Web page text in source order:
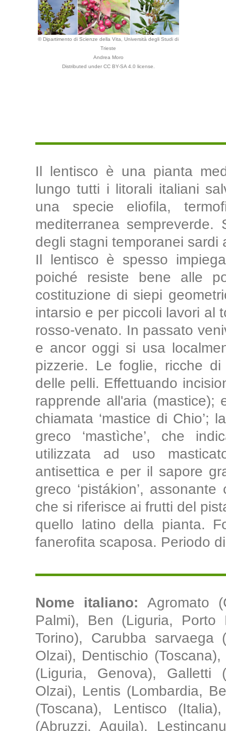
© Dipartimento di Scienze della Vita, Università degli Studi di
Trieste
Andrea Moro
Distributed under CC BY-SA 4.0 license.
Il lentisco è una pianta
lungo tutti i litorali italiani
una specie eliofila,
mediterranea
degli stagni temporanei
Il lentisco è spesso
poiché resiste bene alle
costituzione di siepi
intarsio e per piccoli lavori al
rosso-venato. In passato
e ancor oggi si usa
pizzerie. Le foglie, ricche
delle pelli. Effettuando
rapprende all'aria
chiamata ‘mastice di Chio’;
greco ‘mastìche’, che
utilizzata ad uso
antisettica e per il sapore
greco ‘pistákion’,
che si riferisce ai frutti del
quello latino della pianta.
fanerofita scaposa. Periodo
Nome italiano: Agromato
Palmi), Ben (Liguria, Porto
Torino), Carubba sarvaega
Olzai), Dentischio
(Liguria, Genova), Galletti
Olzai), Lentis (Lombardia,
(Toscana), Lentisco
(Abruzzi, Aquila),